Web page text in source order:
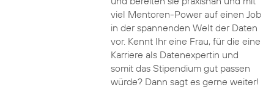
viel Mentoren-Power auf einen Job
in der spannenden Welt der Daten
vor. Kennt Ihr eine Frau, für die eine
Karriere als Datenexpertin und
somit das Stipendium gut passen
würde? Dann sagt es gerne weiter!